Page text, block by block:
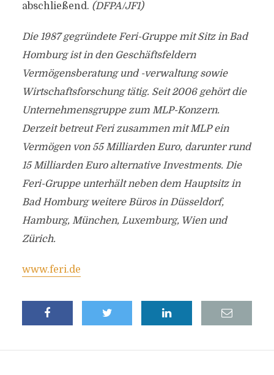
abschließend. (DFPA/JF1)
Die 1987 gegründete Feri-Gruppe mit Sitz in Bad
Homburg ist in den Geschäftsfeldern
Vermögensberatung und -verwaltung sowie
Wirtschaftsforschung tätig. Seit 2006 gehört die
Unternehmensgruppe zum MLP-Konzern.
Derzeit betreut Feri zusammen mit MLP ein
Vermögen von 55 Milliarden Euro, darunter rund
15 Milliarden Euro alternative Investments. Die
Feri-Gruppe unterhält neben dem Hauptsitz in
Bad Homburg weitere Büros in Düsseldorf,
Hamburg, München, Luxemburg, Wien und
Zürich.
www.feri.de